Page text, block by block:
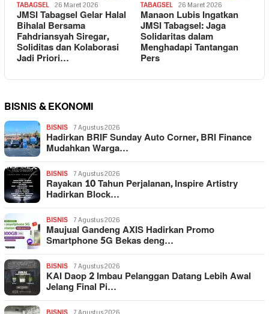
TABAGSEL 26 Maret 2026
JMSI Tabagsel Gelar Halal
Bihalal Bersama
Fahdriansyah Siregar,
Soliditas dan Kolaborasi
Jadi Priori…
TABAGSEL 26 Maret 2026
Manaon Lubis Ingatkan
JMSI Tabagsel: Jaga
Solidaritas dalam
Menghadapi Tantangan
Pers
BISNIS & EKONOMI
BISNIS 7 Agustus 2026
Hadirkan BRIF Sunday Auto Corner, BRI Finance
Mudahkan Warga…
BISNIS 7 Agustus 2026
Rayakan 10 Tahun Perjalanan, Inspire Artistry
Hadirkan Block…
BISNIS 7 Agustus 2026
Maujual Gandeng AXIS Hadirkan Promo
Smartphone 5G Bekas deng…
BISNIS 7 Agustus 2026
KAI Daop 2 Imbau Pelanggan Datang Lebih Awal
Jelang Final Pi…